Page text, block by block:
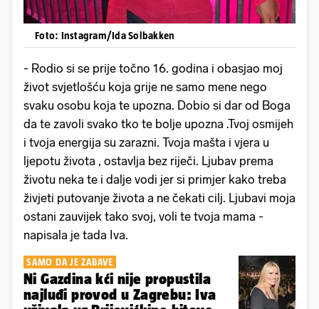
Foto: Instagram/Ida Solbakken
- Rodio si se prije točno 16. godina i obasjao moj
život svjetlošću koja grije ne samo mene nego
svaku osobu koja te upozna. Dobio si dar od Boga
da te zavoli svako tko te bolje upozna .Tvoj osmijeh
i tvoja energija su zarazni. Tvoja mašta i vjera u
ljepotu života , ostavlja bez riječi. Ljubav prema
životu neka te i dalje vodi jer si primjer kako treba
živjeti putovanje života a ne čekati cilj. Ljubavi moja
ostani zauvijek tako svoj, voli te tvoja mama -
napisala je tada Iva.
SAMO DA JE ZABAVE
Ni Gazdina kći nije propustila
najluđi provod u Zagrebu: Iva